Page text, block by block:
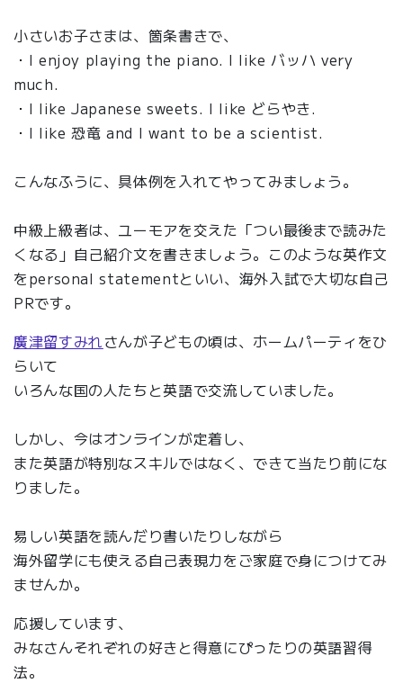
小さいお子さまは、箇条書きで、
・I enjoy playing the piano. I like バッハ very
much.
・I like Japanese sweets. I like どらやき.
・I like 恐竜 and I want to be a scientist.
こんなふうに、具体例を入れてやってみましょう。
中級上級者は、ユーモアを交えた「つい最後まで読みた
くなる」自己紹介文を書きましょう。このような英作文
をpersonal statementといい、海外入試で大切な自己
PRです。
廣津留すみれさんが子どもの頃は、ホームパーティをひ
らいて
いろんな国の人たちと英語で交流していました。
しかし、今はオンラインが定着し、
また英語が特別なスキルではなく、できて当たり前にな
りました。
易しい英語を読んだり書いたりしながら
海外留学にも使える自己表現力をご家庭で身につけてみ
ませんか。
応援しています、
みなさんそれぞれの好きと得意にぴったりの英語習得
法。